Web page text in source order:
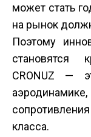
может стать
на рынок
Поэтому
становятся
CRONUZ —
класса.